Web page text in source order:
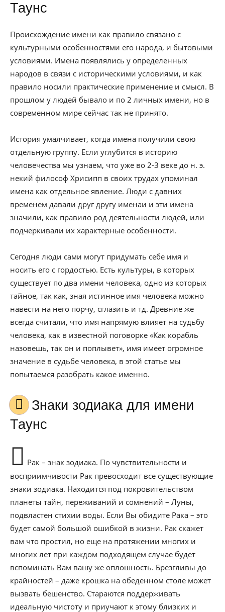
Таунс
Происхождение имени как правило связано с
культурными особенностями его народа, и бытовыми
условиями. Имена появлялись у определенных
народов в связи с историческими условиями, и как
правило носили практические применение и смысл. В
прошлом у людей бывало и по 2 личных имени, но в
современном мире сейчас так не принято.
История умалчивает, когда имена получили свою
отдельную группу. Если углубится в историю
человечества мы узнаем, что уже во 2-3 веке до н. э.
некий философ Хрисипп в своих трудах упоминал
имена как отдельное явление. Люди с давних
временем давали друг другу именаи и эти имена
значили, как правило род деятельности людей, или
подчеркивали их характерные особенности.
Сегодня люди сами могут придумать себе имя и
носить его с гордостью. Есть культуры, в которых
существует по два имени человека, одно из которых
тайное, так как, зная истинное имя человека можно
навести на него порчу, сглазить и тд. Древние же
всегда считали, что имя напрямую влияет на судьбу
человека, как в известной поговорке «Как корабль
назовешь, так он и поплывет», имя имеет огромное
значение в судьбе человека, в этой статье мы
попытаемся разобрать какое именно.
Знаки зодиака для имени
Таунс
Рак – знак зодиака. По чувствительности и
восприимчивости Рак превосходит все существующие
знаки зодиака. Находится под покровительством
планеты тайн, переживаний и сомнений – Луны,
подвластен стихии воды. Если Вы обидите Рака – это
будет самой большой ошибкой в жизни. Рак скажет
вам что простил, но еще на протяжении многих и
многих лет при каждом подходящем случае будет
вспоминать Вам вашу же оплошность. Брезгливы до
крайностей – даже крошка на обеденном столе может
вызвать бешенство. Стараются поддерживать
идеальную чистоту и приучают к этому близких и